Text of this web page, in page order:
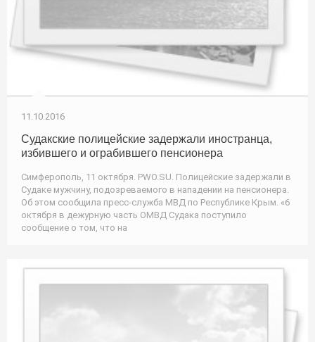
11.10.2016
Судакские полицейские задержали иностранца,
избившего и ограбившего пенсионера
Симферополь, 11 октября. PWO.SU. Полицейские задержали в
Судаке мужчину, подозреваемого в нападении на пенсионера.
Об этом сообщила пресс-служба МВД по Республике Крым. «6
октября в дежурную часть ОМВД Судака поступило
сообщение о том, что на